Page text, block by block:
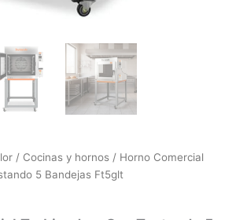
/ Cocinas y hornos / Horno Comercial
5 Bandejas Ft5glt